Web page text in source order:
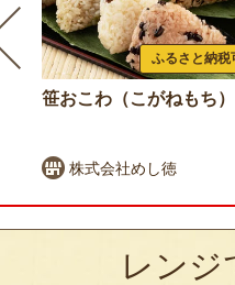
ふるさと納税
笹おこわ（こがねもち）
株式会社めし徳
レンジ